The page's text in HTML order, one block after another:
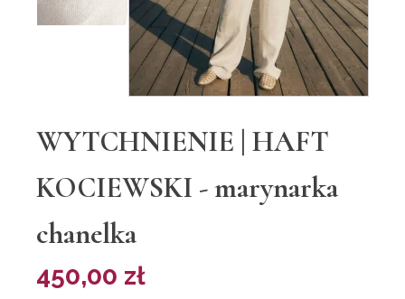
WYTCHNIENIE | HAFT
KOCIEWSKI - marynarka
chanelka
450,00 zł